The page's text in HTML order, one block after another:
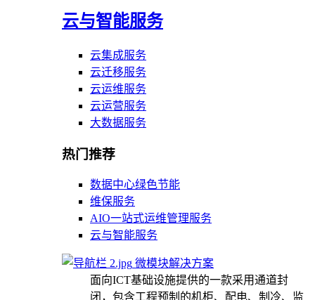
云与智能服务
云集成服务
云迁移服务
云运维服务
云运营服务
大数据服务
热门推荐
数据中心绿色节能
维保服务
AIO一站式运维管理服务
云与智能服务
微模块解决方案
面向ICT基础设施提供的一款采用通道封
闭，包含工程预制的机柜、配电、制冷、监